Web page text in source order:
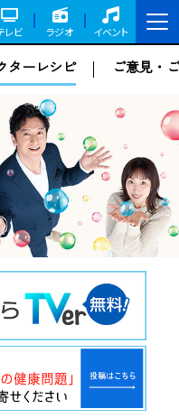
レビ ラジオ イベント
ターレシピ ご意見・